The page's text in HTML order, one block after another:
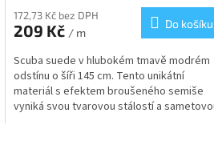
172,73 Kč bez DPH
209 Kč / m
Do košíku
Scuba suede v hlubokém tmavě modrém
odstínu o šíři 145 cm. Tento unikátní
materiál s efektem broušeného semiše
vyniká svou tvarovou stálostí a